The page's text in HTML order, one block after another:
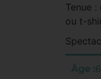
Tenue
ou t-
Âge :